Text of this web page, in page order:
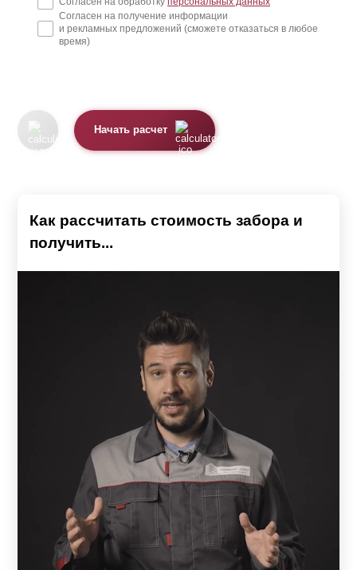
Согласен на получение информации
и рекламных предложений (сможете отказаться в любое
время)
Начать расчет
Как рассчитать стоимость забора и
получить...